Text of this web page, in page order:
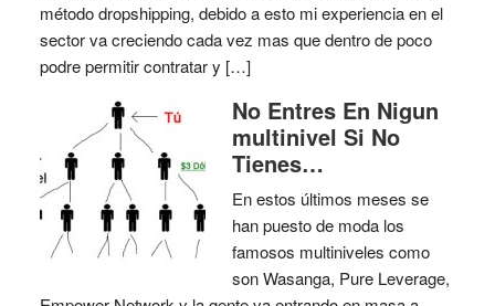
método dropshipping, debido a esto mi experiencia en el
sector va creciendo cada vez mas que dentro de poco
podre permitir contratar y […]
No Entres En Nigun
multinivel Si No
Tienes…
En estos últimos meses se
han puesto de moda los
famosos multiniveles como
son Wasanga, Pure Leverage,